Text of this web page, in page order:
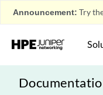
Announcement: Try